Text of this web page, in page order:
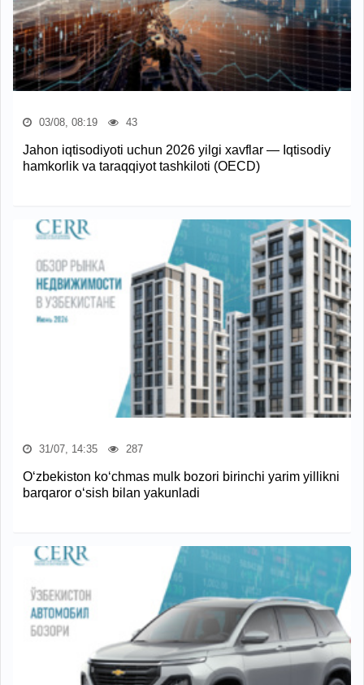
03/08, 08:19 43
Jahon iqtisodiyoti uchun 2026 yilgi xavflar — Iqtisodiy
hamkorlik va taraqqiyot tashkiloti (OECD)
31/07, 14:35 287
O‘zbekiston ko‘chmas mulk bozori birinchi yarim yillikni
barqaror o‘sish bilan yakunladi